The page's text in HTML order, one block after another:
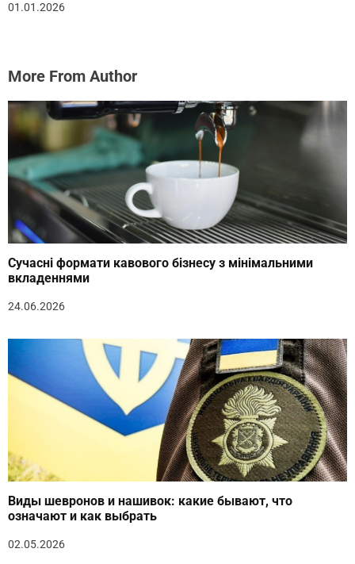
01.01.2026
More From Author
Сучасні формати кавового бізнесу з мінімальними
вкладеннями
24.06.2026
Виды шевронов и нашивок: какие бывают, что
означают и как выбрать
02.05.2026